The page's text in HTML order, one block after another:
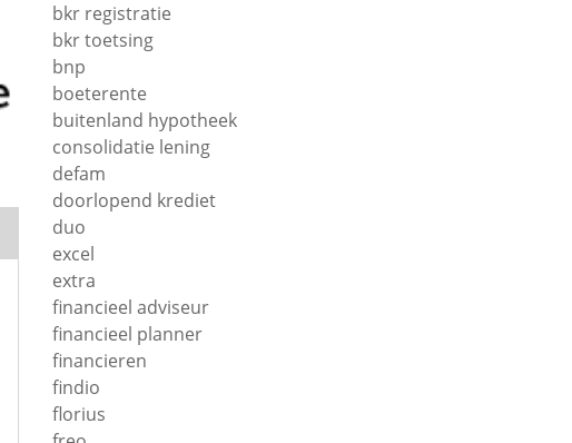
bkr registratie
bkr toetsing
bnp
boeterente
buitenland hypotheek
consolidatie lening
defam
doorlopend krediet
duo
excel
extra
financieel adviseur
financieel planner
financieren
findio
florius